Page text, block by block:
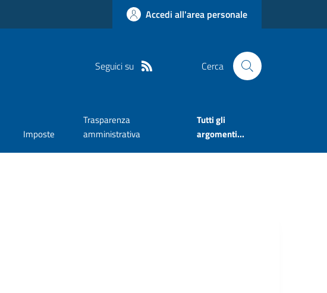
Accedi all'area personale
Seguici su Cerca
Imposte
Trasparenza
amministrativa
Tutti gli
argomenti...